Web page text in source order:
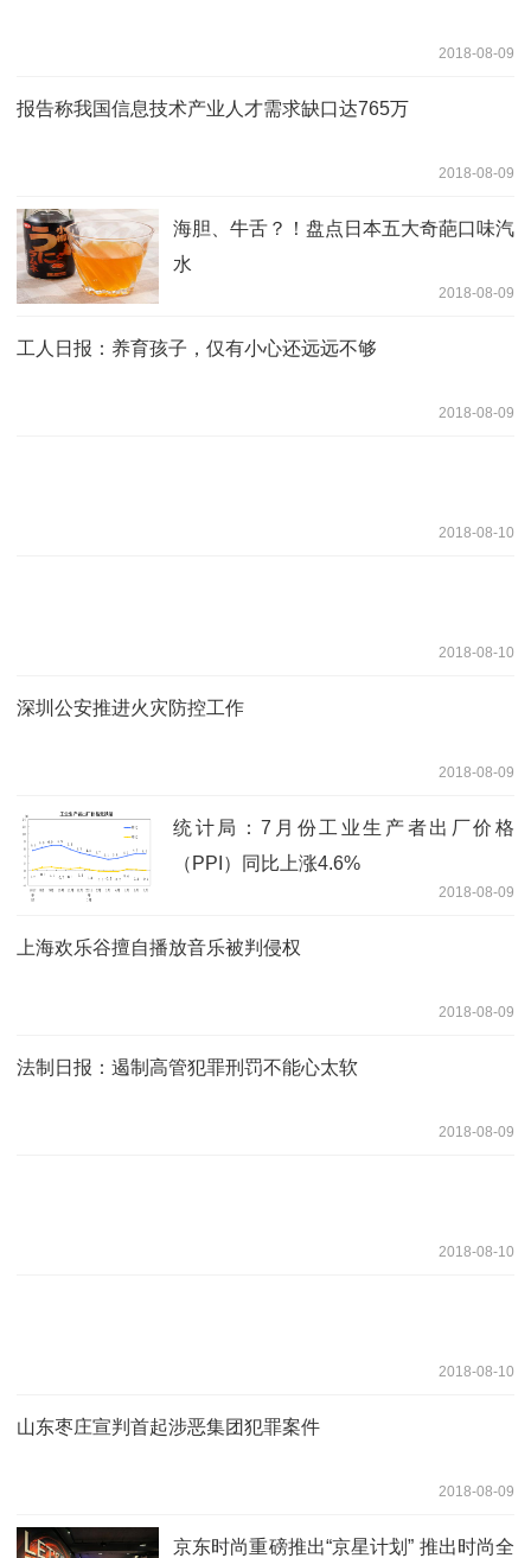
2018-08-09
报告称我国信息技术产业人才需求缺口达765万
2018-08-09
海胆、牛舌？！盘点日本五大奇葩口味汽
水
2018-08-09
工人日报：养育孩子，仅有小心还远远不够
2018-08-09
2018-08-10
2018-08-10
深圳公安推进火灾防控工作
2018-08-09
统计局：7月份工业生产者出厂价格
（PPI）同比上涨4.6%
2018-08-09
上海欢乐谷擅自播放音乐被判侵权
2018-08-09
法制日报：遏制高管犯罪刑罚不能心太软
2018-08-09
2018-08-10
2018-08-10
山东枣庄宣判首起涉恶集团犯罪案件
2018-08-09
京东时尚重磅推出“京星计划” 推出时尚全